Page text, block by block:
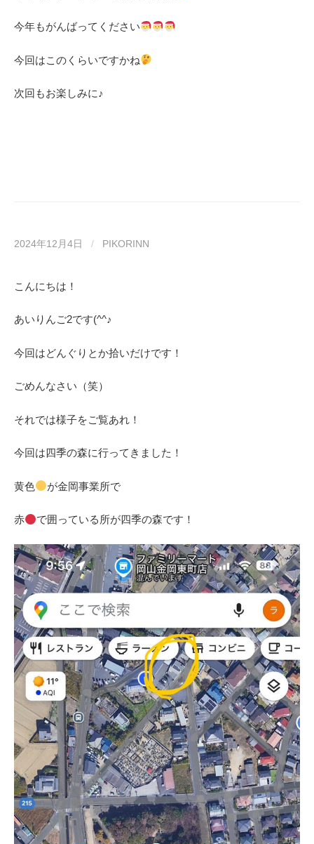
今年もがんばってください
今回はこのくらいですかね
次回もお楽しみに♪
2024年12月4日 / PIKORINN
こんにちは！
あいりんご2です(^^♪
今回はどんぐりとか拾いだけです！
ごめんなさい（笑）
それでは様子をご覧あれ！
今回は四季の森に行ってきました！
黄色 が金岡事業所で
赤 で囲っている所が四季の森です！